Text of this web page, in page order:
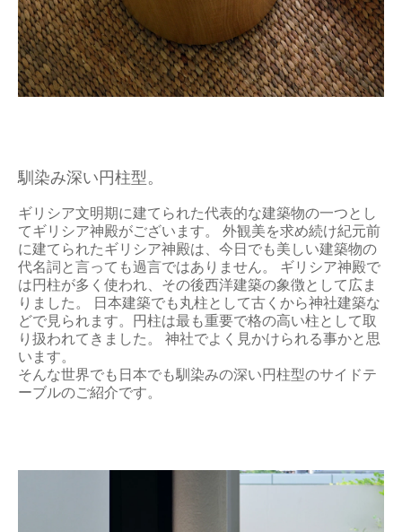
馴染み深い円柱型。
ギリシア文明期に建てられた代表的な建築物の一つとし
てギリシア神殿がございます。 外観美を求め続け紀元前
に建てられたギリシア神殿は、今日でも美しい建築物の
代名詞と言っても過言ではありません。 ギリシア神殿で
は円柱が多く使われ、その後西洋建築の象徴として広ま
りました。 日本建築でも丸柱として古くから神社建築な
どで見られます。円柱は最も重要で格の高い柱として取
り扱われてきました。 神社でよく見かけられる事かと思
います。
そんな世界でも日本でも馴染みの深い円柱型のサイドテ
ーブルのご紹介です。